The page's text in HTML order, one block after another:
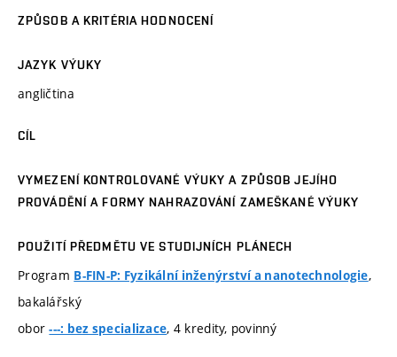
ZPŮSOB A KRITÉRIA HODNOCENÍ
JAZYK VÝUKY
angličtina
CÍL
VYMEZENÍ KONTROLOVANÉ VÝUKY A ZPŮSOB JEJÍHO
PROVÁDĚNÍ A FORMY NAHRAZOVÁNÍ ZAMEŠKANÉ VÝUKY
POUŽITÍ PŘEDMĚTU VE STUDIJNÍCH PLÁNECH
Program B-FIN-P: Fyzikální inženýrství a nanotechnologie,
bakalářský
obor---: bez specializace, 4 kredity, povinný